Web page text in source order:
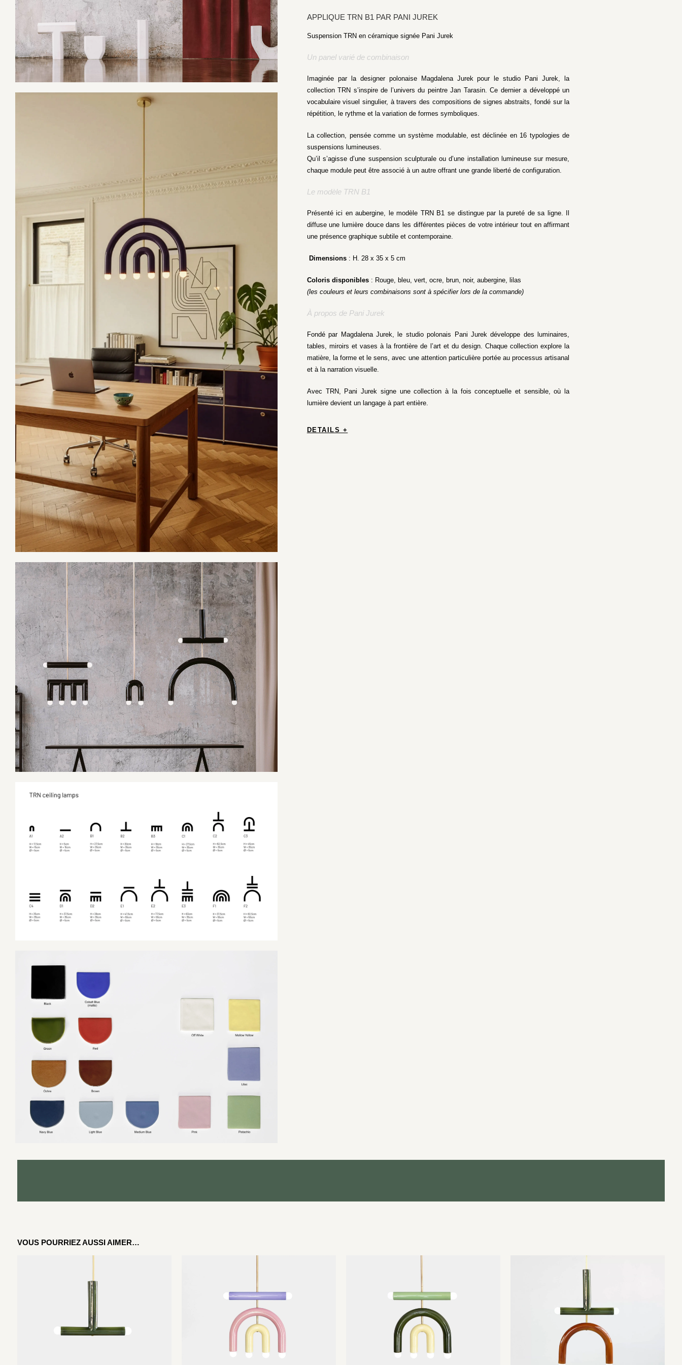
APPLIQUE TRN B1 PAR PANI JUREK
Suspension TRN en céramique signée Pani Jurek
Un panel varié de combinaison
Imaginée par la designer polonaise Magdalena Jurek pour le studio Pani Jurek, la
collection TRN s’inspire de l’univers du peintre Jan Tarasin. Ce dernier a développé un
vocabulaire visuel singulier, à travers des compositions de signes abstraits, fondé sur la
répétition, le rythme et la variation de formes symboliques.
La collection, pensée comme un système modulable, est déclinée en 16 typologies de
suspensions lumineuses.
Qu’il s’agisse d’une suspension sculpturale ou d’une installation lumineuse sur mesure,
chaque module peut être associé à un autre offrant une grande liberté de configuration.
Le modèle TRN B1
Présenté ici en aubergine, le modèle TRN B1 se distingue par la pureté de sa ligne. Il
diffuse une lumière douce dans les différentes pièces de votre intérieur tout en affirmant
une présence graphique subtile et contemporaine.
Dimensions: H. 28 x 35 x 5 cm
Coloris disponibles: Rouge, bleu, vert, ocre, brun, noir, aubergine, lilas
(les couleurs et leurs combinaisons sont à spécifier lors de la commande)
À propos de Pani Jurek
Fondé par Magdalena Jurek, le studio polonais Pani Jurek développe des luminaires,
tables, miroirs et vases à la frontière de l’art et du design. Chaque collection explore la
matière, la forme et le sens, avec une attention particulière portée au processus artisanal
et à la narration visuelle.
Avec TRN, Pani Jurek signe une collection à la fois conceptuelle et sensible, où la
lumière devient un langage à part entière.
DETAILS +
VOUS POURRIEZ AUSSI AIMER…